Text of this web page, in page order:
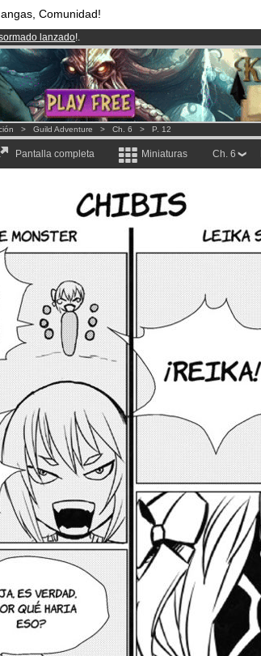
Comunidad!
lanzado!.
y 1000Cómics y Mangas!.
euros al mes!Hazte Premium ya
> Guild Adventure > Ch. 6 > P. 12
Pantalla completa Miniaturas Ch. 6